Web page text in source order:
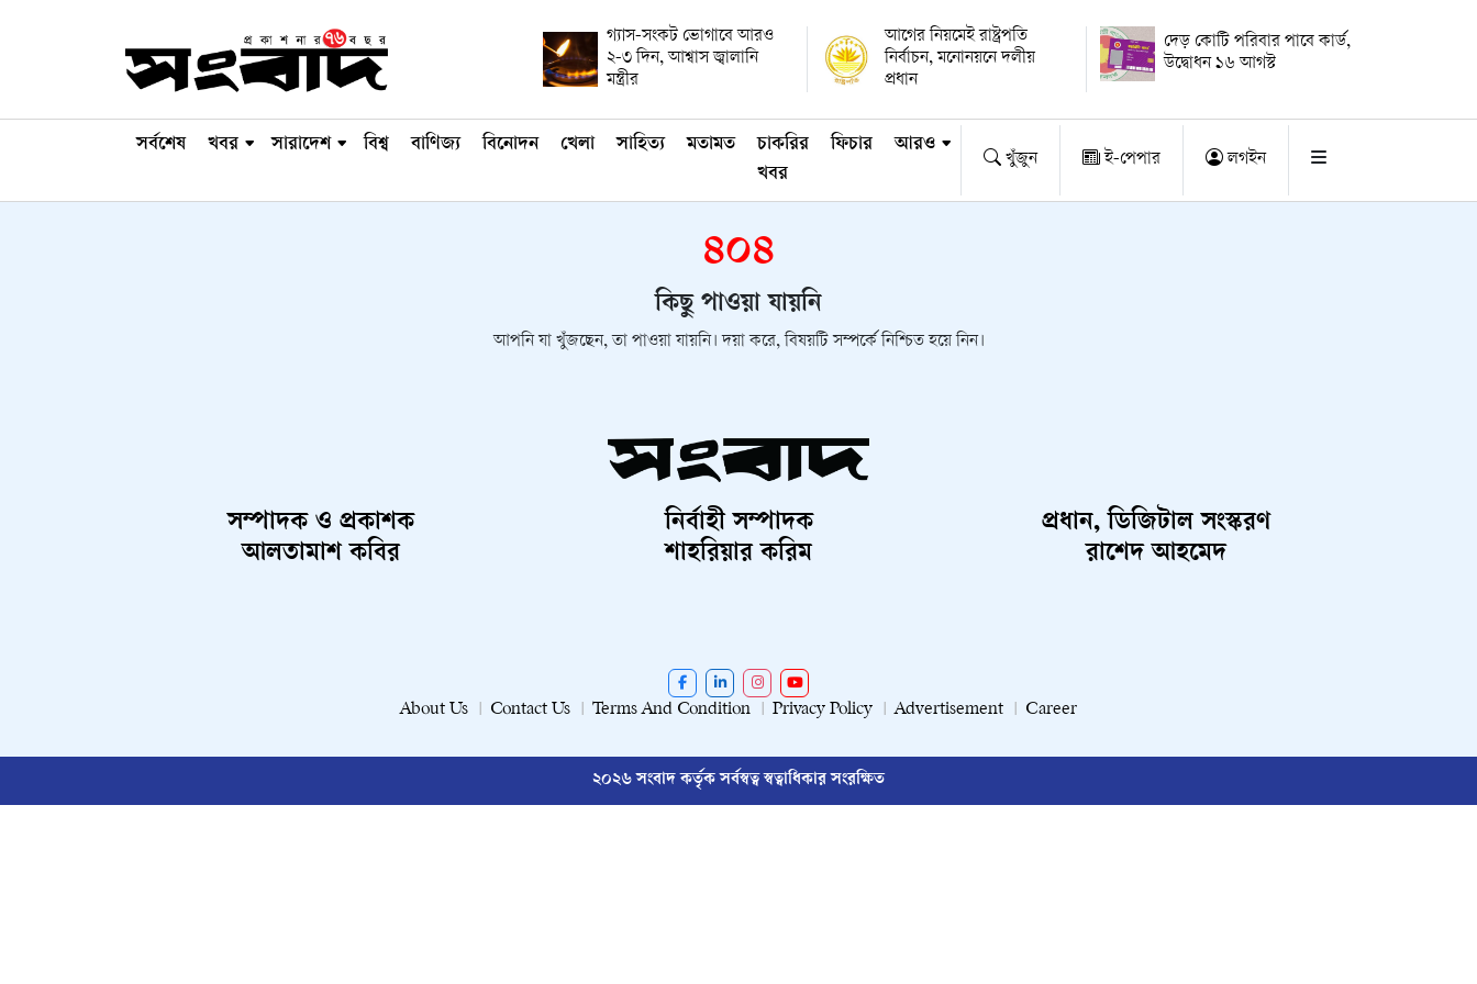
গ্যাস-সংকট ভোগাবে আরও
২-৩ দিন, আশ্বাস জ্বালানি
মন্ত্রীর
আগের নিয়মেই রাষ্ট্রপতি
নির্বাচন, মনোনয়নে দলীয়
প্রধান
দেড় কোটি পরিবার পাবে কার্ড,
উদ্বোধন ১৬ আগস্ট
সর্বশেষ খবর সারাদেশ বিশ্ব বাণিজ্য বিনোদন খেলা সাহিত্য মতামত
চাকরির
খবর
ফিচার আরও
খুঁজুন ই-পেপার লগইন
৪০৪
কিছু পাওয়া যায়নি
আপনি যা খুঁজছেন, তা পাওয়া যায়নি। দয়া করে, বিষয়টি সম্পর্কে নিশ্চিত হয়ে নিন।
সম্পাদক ও প্রকাশক
আলতামাশ কবির
নির্বাহী সম্পাদক
শাহরিয়ার করিম
প্রধান, ডিজিটাল সংস্করণ
রাশেদ আহমেদ
About Us Contact Us Terms And Condition Privacy Policy Advertisement Career
২০২৬ সংবাদ কর্তৃক সর্বস্বত্ব স্বত্বাধিকার সংরক্ষিত